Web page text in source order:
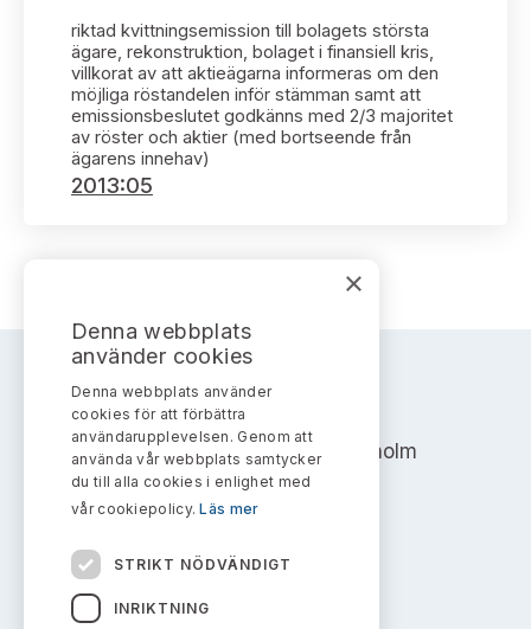
Arbetsordning
Ledamöter
Huvudmän
Uttalanden sorterade ämnesvis
Sök uttalanden
Avgifter
Prenumerera
Bildarkiv
Kontakt angående ansökningar och uttalanden
Kontakt administrativa ärenden
riktad kvittningsemission till bolagets största
ägare, rekonstruktion, bolaget i finansiell kris,
villkorat av att aktieägarna informeras om den
möjliga röstandelen inför stämman samt att
emissionsbeslutet godkänns med 2/3 majoritet
av röster och aktier (med bortseende från
ägarens innehav)
2013:05
AKTIEMARKNADSNÄMNDEN
Address: Box 7354, 103 90 Stockholm
info@aktiemarknadsnamnden.se
Om innehållet
×
Denna webbplats
använder cookies
Denna webbplats använder
cookies för att förbättra
användarupplevelsen. Genom att
använda vår webbplats samtycker
du till alla cookies i enlighet med
vår cookiepolicy.Läs mer
STRIKT NÖDVÄNDIGT
INRIKTNING